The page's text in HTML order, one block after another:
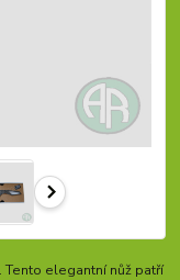
Tento elegantní nůž patří